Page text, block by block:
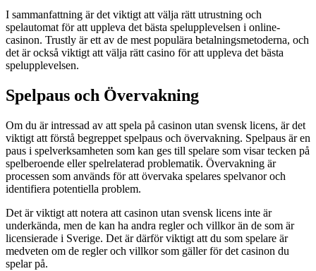
I sammanfattning är det viktigt att välja rätt utrustning och
spelautomat för att uppleva det bästa spelupplevelsen i online-
casinon. Trustly är ett av de mest populära betalningsmetoderna, och
det är också viktigt att välja rätt casino för att uppleva det bästa
spelupplevelsen.
Spelpaus och Övervakning
Om du är intressad av att spela på casinon utan svensk licens, är det
viktigt att förstå begreppet spelpaus och övervakning. Spelpaus är en
paus i spelverksamheten som kan ges till spelare som visar tecken på
spelberoende eller spelrelaterad problematik. Övervakning är
processen som används för att övervaka spelares spelvanor och
identifiera potentiella problem.
Det är viktigt att notera att casinon utan svensk licens inte är
underkända, men de kan ha andra regler och villkor än de som är
licensierade i Sverige. Det är därför viktigt att du som spelare är
medveten om de regler och villkor som gäller för det casinon du
spelar på.